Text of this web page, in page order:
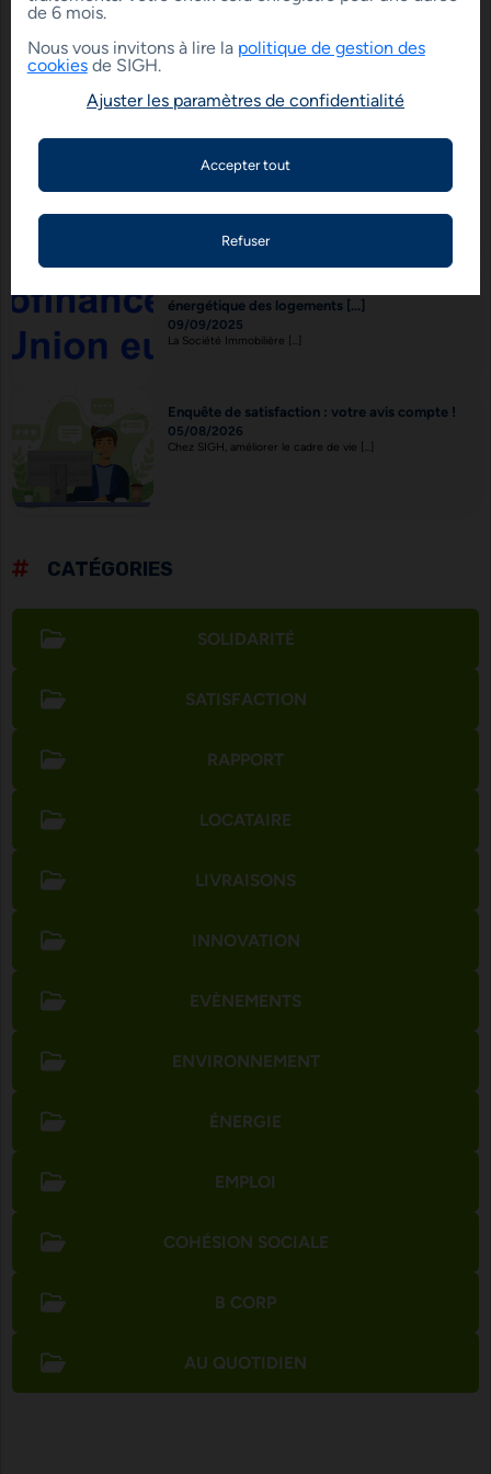
ARTICLE SUIVANT
DERNIERS POSTS
Tout savoir sur le nouveau Contrat
Dès le 1er juillet, le nouveau contrat [...]
énergétique des logements [...]
09/09/2025
La Société Immobilière [...]
Enquête de satisfaction : votre avis compte !
05/08/2026
Chez SIGH, améliorer le cadre de vie [...]
CATÉGORIES
SOLIDARITÉ
SATISFACTION
RAPPORT
LOCATAIRE
LIVRAISONS
INNOVATION
EVÈNEMENTS
ENVIRONNEMENT
ÉNERGIE
EMPLOI
COHÉSION SOCIALE
B CORP
AU QUOTIDIEN
de 6 mois.
Nous vous invitons à lire la politique de gestion des
cookiesde SIGH.
Ajuster les paramètres de confidentialité